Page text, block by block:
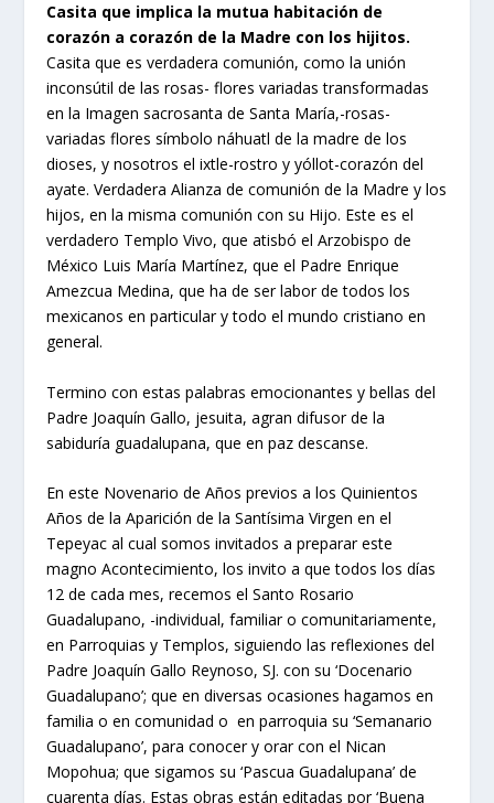
Casita que implica la mutua habitación de
corazón a corazón de la Madre con los hijitos.
Casita que es verdadera comunión, como la unión
inconsútil de las rosas- flores variadas transformadas
en la Imagen sacrosanta de Santa María,-rosas-
variadas flores símbolo náhuatl de la madre de los
dioses, y nosotros el ixtle-rostro y yóllot-corazón del
ayate. Verdadera Alianza de comunión de la Madre y los
hijos, en la misma comunión con su Hijo. Este es el
verdadero Templo Vivo, que atisbó el Arzobispo de
México Luis María Martínez, que el Padre Enrique
Amezcua Medina, que ha de ser labor de todos los
mexicanos en particular y todo el mundo cristiano en
general.
Termino con estas palabras emocionantes y bellas del
Padre Joaquín Gallo, jesuita, agran difusor de la
sabiduría guadalupana, que en paz descanse.
En este Novenario de Años previos a los Quinientos
Años de la Aparición de la Santísima Virgen en el
Tepeyac al cual somos invitados a preparar este
magno Acontecimiento, los invito a que todos los días
12 de cada mes, recemos el Santo Rosario
Guadalupano, -individual, familiar o comunitariamente,
en Parroquias y Templos, siguiendo las reflexiones del
Padre Joaquín Gallo Reynoso, SJ. con su ‘Docenario
Guadalupano’; que en diversas ocasiones hagamos en
familia o en comunidad o en parroquia su ‘Semanario
Guadalupano’, para conocer y orar con el Nican
Mopohua; que sigamos su ‘Pascua Guadalupana’ de
cuarenta días. Estas obras están editadas por ‘Buena